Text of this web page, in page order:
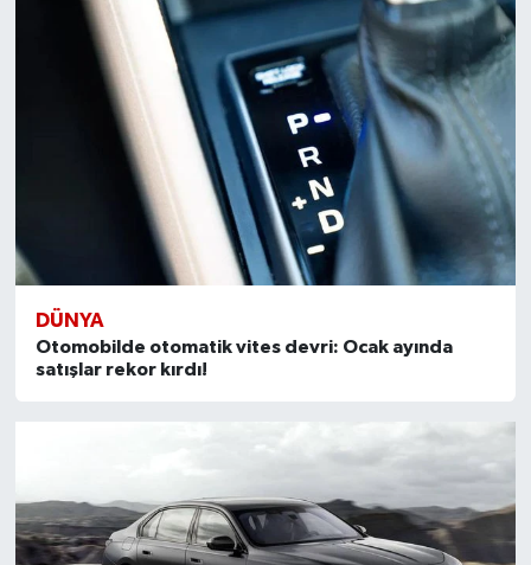
DÜNYA
Otomobilde otomatik vites devri: Ocak ayında
satışlar rekor kırdı!